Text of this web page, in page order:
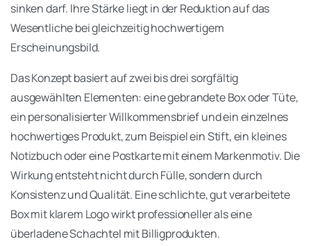
sinken darf. Ihre Stärke liegt in der Reduktion auf das
Wesentliche bei gleichzeitig hochwertigem
Erscheinungsbild.
Das Konzept basiert auf zwei bis drei sorgfältig
ausgewählten Elementen: eine gebrandete Box oder Tüte,
ein personalisierter Willkommensbrief und ein einzelnes
hochwertiges Produkt, zum Beispiel ein Stift, ein kleines
Notizbuch oder eine Postkarte mit einem Markenmotiv. Die
Wirkung entsteht nicht durch Fülle, sondern durch
Konsistenz und Qualität. Eine schlichte, gut verarbeitete
Box mit klarem Logo wirkt professioneller als eine
überladene Schachtel mit Billigprodukten.